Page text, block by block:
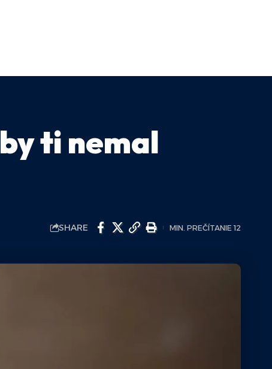
ti nemal
SHARE MIN. PREČÍTANIE 12